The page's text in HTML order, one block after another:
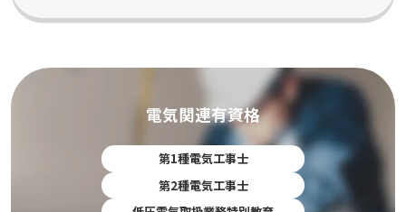
電気関連有資格
第1種電気工事士
第2種電気工事士